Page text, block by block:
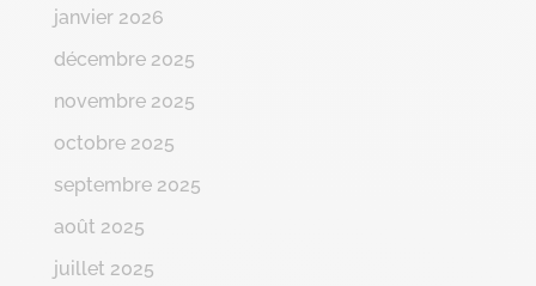
janvier 2026
décembre 2025
novembre 2025
octobre 2025
septembre 2025
août 2025
juillet 2025